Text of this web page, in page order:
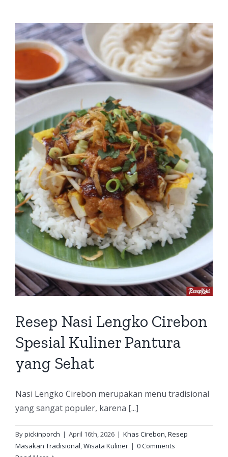
Resep Nasi Lengko Cirebon
Spesial Kuliner Pantura
yang Sehat
Nasi Lengko Cirebon merupakan menu tradisional
yang sangat populer, karena [...]
Bypickinporch | April 16th, 2026 | Khas Cirebon,Resep
Masakan Tradisional,Wisata Kuliner | 0 Comments